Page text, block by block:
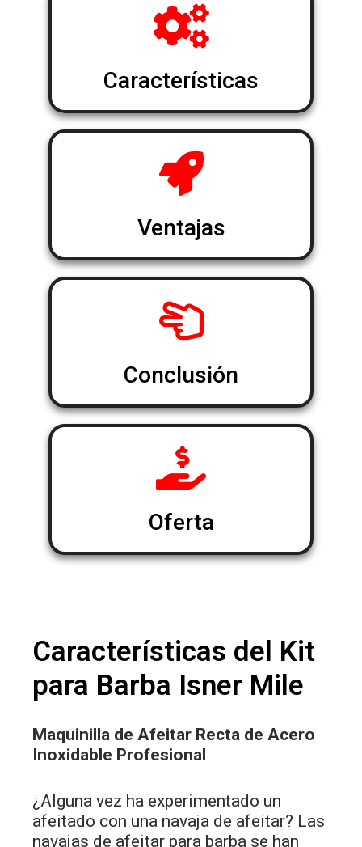
Características
Ventajas
Conclusión
Oferta
Características del Kit
para Barba Isner Mile
Maquinilla de Afeitar Recta de Acero
Inoxidable Profesional
¿Alguna vez ha experimentado un
afeitado con una navaja de afeitar? Las
navajas de afeitar para barba se han